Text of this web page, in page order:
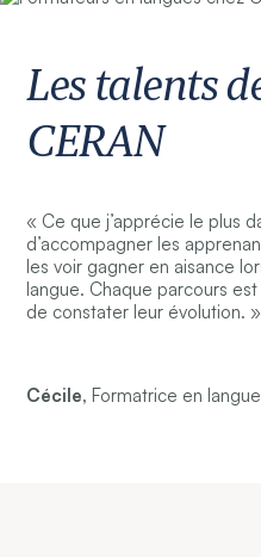
Les talents
CERAN
« Ce que j’apprécie le plus
d’accompagner les
les voir gagner en aisance
langue. Chaque parcours
de constater leur évolution. »
Cécile,Formatrice en